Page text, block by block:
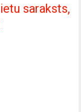
saraksts,